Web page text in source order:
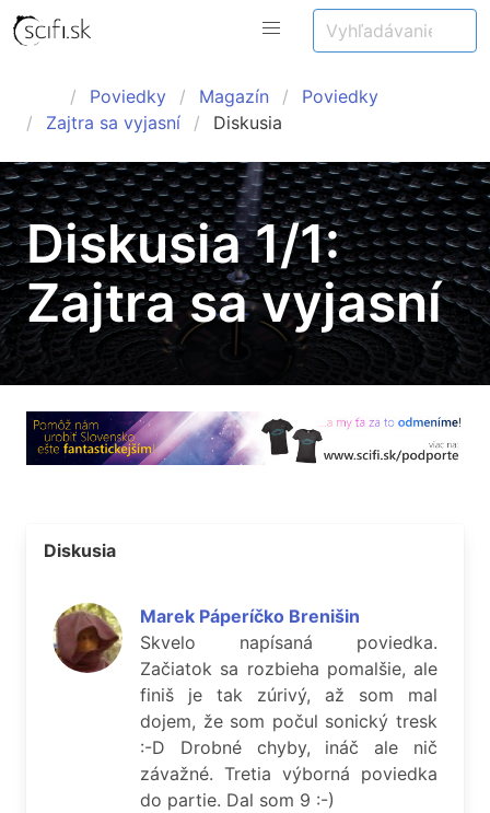
Poviedky Magazín
Poviedky
Zajtra sa vyjasní
Diskusia
Diskusia 1/1:
Zajtra sa vyjasní
Diskusia
Marek Páperíčko Brenišin
Skvelo napísaná poviedka.
Začiatok sa rozbieha pomalšie, ale
finiš je tak zúrivý, až som mal
dojem, že som počul sonický tresk
:-D Drobné chyby, ináč ale nič
závažné. Tretia výborná poviedka
do partie. Dal som 9 :-)